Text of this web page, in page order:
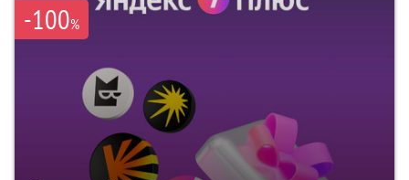
-100%